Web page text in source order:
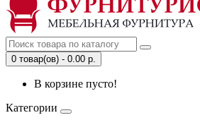
0 товар(ов) - 0.00 р.
В корзине пусто!
Категории